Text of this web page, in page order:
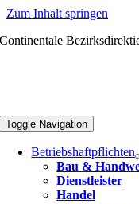
Zum Inhalt springen
Continentale
Toggle Navigation
Betriebshaftpflichten
Bau &
Dienstleister
Handel